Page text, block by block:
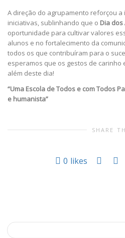
A direção do agrupamento reforçou
iniciativas, sublinhando que o Dia
oportunidade para cultivar valores
alunos e no fortalecimento da
todos os que contribuíram para o
esperamos que os gestos de carinho
além deste dia!
“Uma Escola de Todos e com Todos
e humanista”
SHARE
0 likes